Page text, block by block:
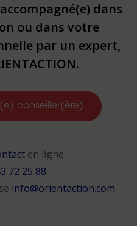
dans
ou dans votre
par un expert,
conseiller(ère)
en ligne
72 25 88
info@orientaction.com